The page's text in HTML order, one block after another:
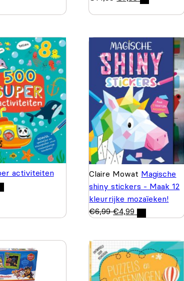
activiteiten
Claire Mowat Magische
shiny stickers - Maak 12
kleurrijke mozaïeken!
€6,99 €4,99